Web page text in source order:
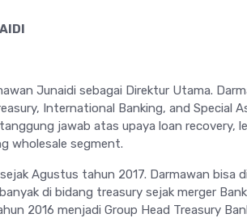
Junaidi sebagai Direktur Utama.
International Banking, and Special
jawab atas upaya loan recovery,
wholesale segment.
Agustus tahun 2017. Darmawan bisa
di bidang treasury sejak merger Bank
2016 menjadi Group Head Treasury